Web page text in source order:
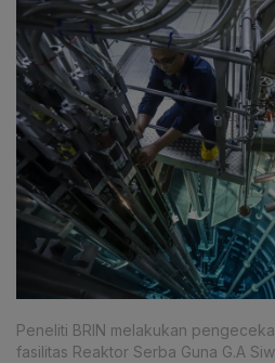
Peneliti BRIN melakukan
fasilitas Reaktor Serba Guna G.A